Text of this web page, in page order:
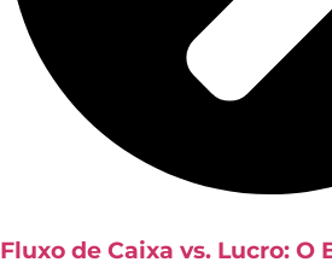
Fluxo de Caixa vs. Lucro: O